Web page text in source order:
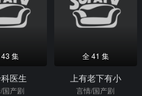
集
医生
国产剧
全 41 集
上有老下有小
言情/国产剧